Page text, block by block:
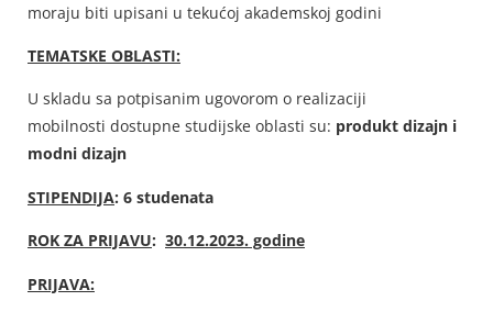
moraju biti upisani u tekućoj akademskoj godini
TEMATSKE OBLASTI:
U skladu sa potpisanim ugovorom o realizaciji
mobilnosti dostupne studijske oblasti su: produkt dizajn i
modni dizajn
STIPENDIJA: 6 studenata
ROK ZA PRIJAVU: 30.12.2023. godine
PRIJAVA: